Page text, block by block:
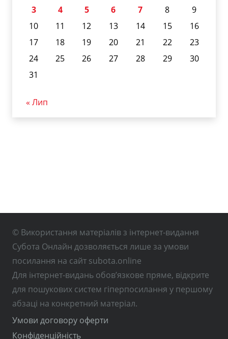
3
4 5 6 7 8
9
10
11 12 13 14 15
16
17
18 19 20 21 22
23
24
25 26 27 28 29
30
31
« Лип
© Використання матеріалів з інтернет-видання
Субота Онлайн дозволяється лише за умови
посилання на сайт subota.online
Для інтернет-видань обов’язкове пряме, відкрите
для пошукових систем гіперпосилання у першому
абзаці на конкретний матеріал.
Умови договору оферти
Конфіденційність